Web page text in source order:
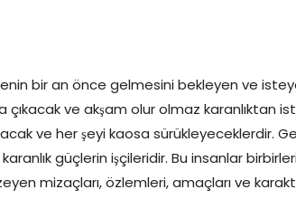
bir an önce gelmesini bekleyen ve
çıkacak ve akşam olur olmaz karanlıktan
ve her şeyi kaosa sürükleyeceklerdir.
güçlerin işçileridir. Bu insanlar
mizaçları, özlemleri, amaçları ve